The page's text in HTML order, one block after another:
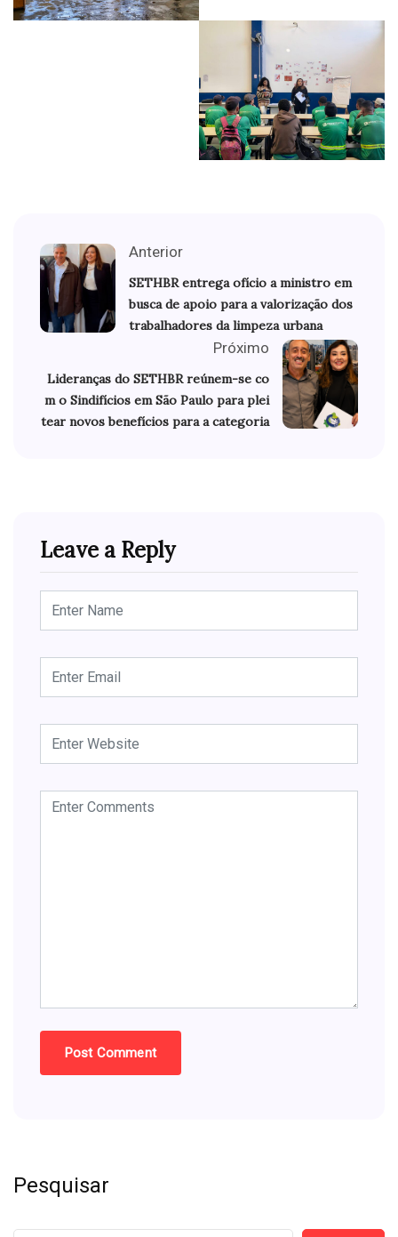
Anterior
SETHBR entrega ofício a ministro em
busca de apoio para a valorização dos
trabalhadores da limpeza urbana
Próximo
Lideranças do SETHBR reúnem-se co
m o Sindifícios em São Paulo para plei
tear novos benefícios para a categoria
Leave a Reply
Pesquisar